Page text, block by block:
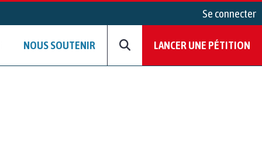
Se connecter
NOUS SOUTENIR LANCER UNE PÉTITION